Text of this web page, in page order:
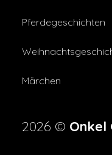
Pferdegeschichten
Märchen
2026 © Onkel